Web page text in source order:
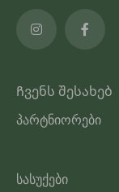
Ჩვენს შესახებ
პარტნიორები
სასუქები